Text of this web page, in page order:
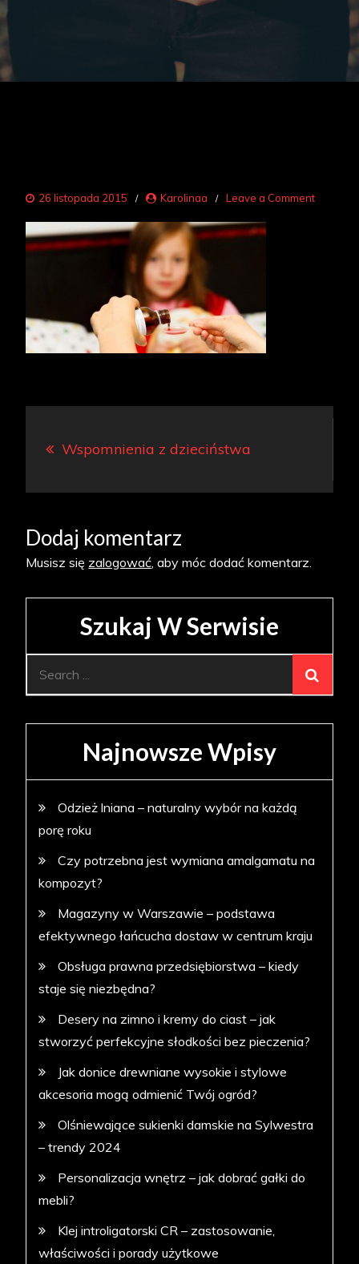
26 listopada 2015 Karolinaa Leave a Commenton
wpisu
Wspomnienia z dzieciństwa
Dodaj komentarz
Musisz się zalogować, aby móc dodać komentarz.
Szukaj W Serwisie
Najnowsze Wpisy
Odzież lniana – naturalny wybór na każdą
porę roku
Czy potrzebna jest wymiana amalgamatu na
kompozyt?
Magazyny w Warszawie – podstawa
efektywnego łańcucha dostaw w centrum kraju
Obsługa prawna przedsiębiorstwa – kiedy
staje się niezbędna?
Desery na zimno i kremy do ciast – jak
stworzyć perfekcyjne słodkości bez pieczenia?
Jak donice drewniane wysokie i stylowe
akcesoria mogą odmienić Twój ogród?
Olśniewające sukienki damskie na Sylwestra
– trendy 2024
Personalizacja wnętrz – jak dobrać gałki do
mebli?
Klej introligatorski CR – zastosowanie,
właściwości i porady użytkowe